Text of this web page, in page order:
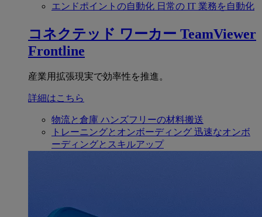
エンドポイントの自動化 日常の IT 業務を自動化
コネクテッド ワーカー TeamViewer
Frontline
産業用拡張現実で効率性を推進。
詳細はこちら
物流と倉庫 ハンズフリーの材料搬送
トレーニングとオンボーディング 迅速なオンボ
ーディングとスキルアップ